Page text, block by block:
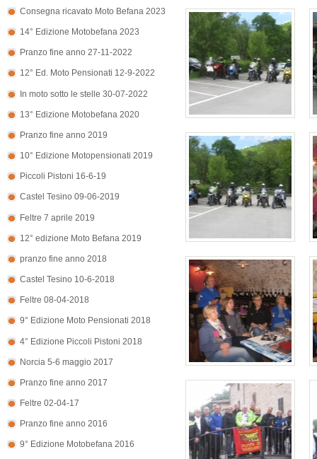
Consegna ricavato Moto Befana 2023
14° Edizione Motobefana 2023
Pranzo fine anno 27-11-2022
12° Ed. Moto Pensionati 12-9-2022
In moto sotto le stelle 30-07-2022
13° Edizione Motobefana 2020
Pranzo fine anno 2019
10° Edizione Motopensionati 2019
Piccoli Pistoni 16-6-19
Castel Tesino 09-06-2019
Feltre 7 aprile 2019
12° edizione Moto Befana 2019
pranzo fine anno 2018
Castel Tesino 10-6-2018
Feltre 08-04-2018
9° Edizione Moto Pensionati 2018
4° Edizione Piccoli Pistoni 2018
Norcia 5-6 maggio 2017
Pranzo fine anno 2017
Feltre 02-04-17
Pranzo fine anno 2016
9° Edizione Motobefana 2016